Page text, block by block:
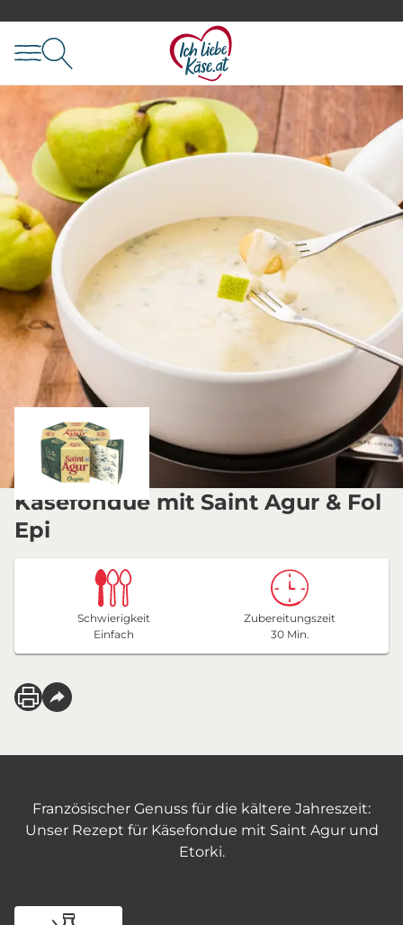
Käsefondue mit Saint Agur & Fol
Epi
Schwierigkeit
Einfach
Zubereitungszeit
30 Min.
Französischer Genuss für die kältere Jahreszeit:
Unser Rezept für Käsefondue mit Saint Agur und
Etorki.